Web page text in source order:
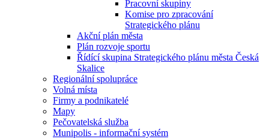
Pracovní skupiny
Komise pro zpracování
Strategického plánu
Akční plán města
Plán rozvoje sportu
Řídící skupina Strategického plánu města Česká
Skalice
Regionální spolupráce
Volná místa
Firmy a podnikatelé
Mapy
Pečovatelská služba
Munipolis - informační systém